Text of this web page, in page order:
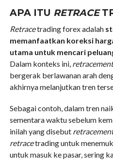
APA ITU RETRACE
Retracetrading forex adalah
memanfaatkan koreksi
utama untuk mencari
Dalam konteks ini, retracement
bergerak berlawanan arah
akhirnya melanjutkan tren
Sebagai contoh, dalam tren
sementara waktu sebelum
inilah yang disebut
retracetrading untuk
untuk masuk ke pasar, sering